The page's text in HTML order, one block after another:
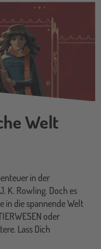
Welt
in der
K. Rowling. Doch es
in die spannende Welt
oder
Lass Dich